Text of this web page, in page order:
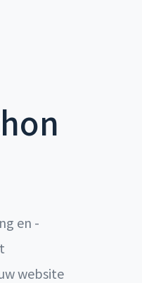
en -
website